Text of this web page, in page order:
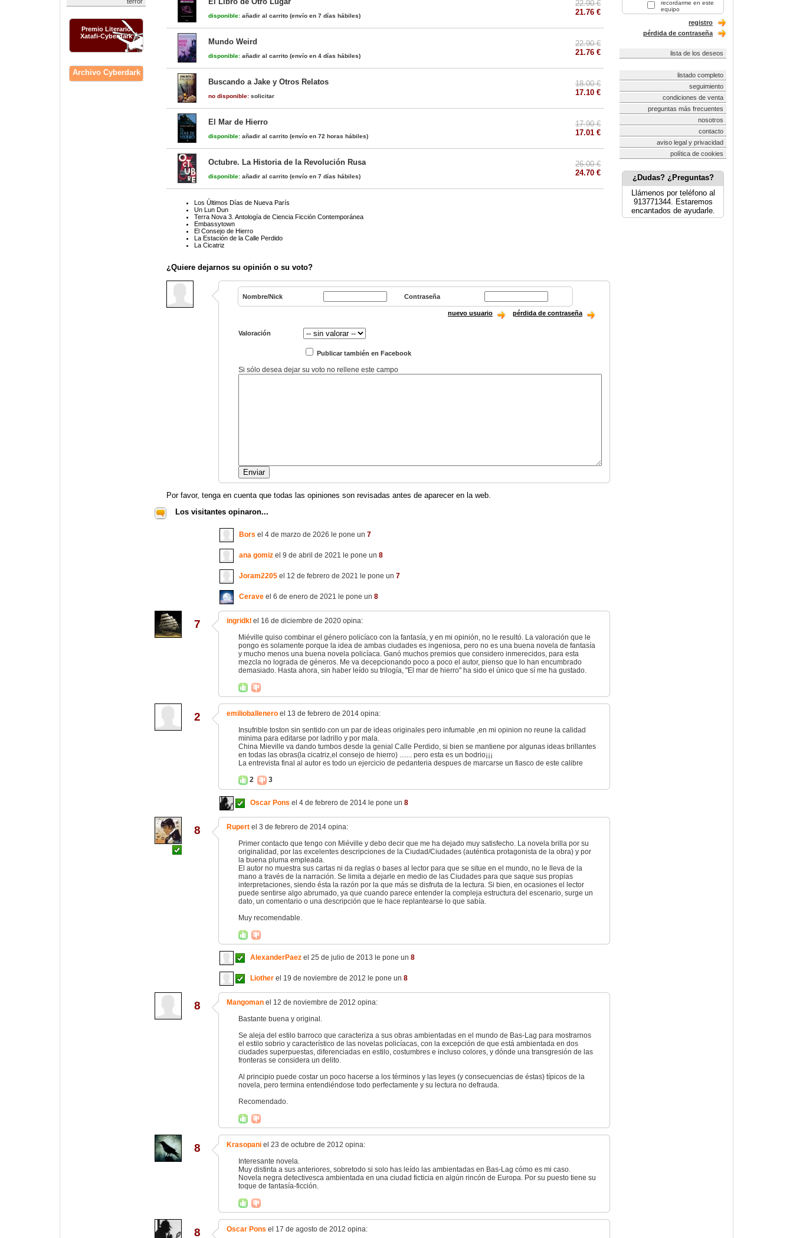
Premio Literario
Xatafi-Cyberdark
Archivo Cyberdark
disponible: añadir al carrito (envío en 7 días hábiles)
22.90 €
21.76 €
Mundo Weird
disponible: añadir al carrito (envío en 4 días hábiles)
22.90 €
21.76 €
Buscando a Jake y Otros Relatos
no disponible: solicitar
18.00 €
17.10 €
El Mar de Hierro
disponible: añadir al carrito (envío en 72 horas hábiles)
17.90 €
17.01 €
Octubre. La Historia de la Revolución Rusa
disponible: añadir al carrito (envío en 7 días hábiles)
26.00 €
24.70 €
Los Últimos Días de Nueva París
Un Lun Dun
Terra Nova 3. Antología de Ciencia Ficción Contemporánea
Embassytown
El Consejo de Hierro
La Estación de la Calle Perdido
La Cicatriz
¿Quiere dejarnos su opinión o su voto?
Nombre/Nick Contraseña
nuevo usuario pérdida de contraseña
Valoración
Publicar también en Facebook
Si sólo desea dejar su voto no rellene este campo
Por favor, tenga en cuenta que todas las opiniones son revisadas antes de aparecer en la web.
Los visitantes opinaron...
Bors el 4 de marzo de 2026 le pone un 7
ana gomiz el 9 de abril de 2021 le pone un 8
Joram2205 el 12 de febrero de 2021 le pone un 7
Cerave el 6 de enero de 2021 le pone un 8
7 ingridkl el 16 de diciembre de 2020 opina:
Miéville quiso combinar el género policíaco con la fantasía, y en mi opinión, no le resultó. La valoración que le
pongo es solamente porque la idea de ambas ciudades es ingeniosa, pero no es una buena novela de fantasía
y mucho menos una buena novela policíaca. Ganó muchos premios que considero inmerecidos, para esta
mezcla no lograda de géneros. Me va decepcionando poco a poco el autor, pienso que lo han encumbrado
demasiado. Hasta ahora, sin haber leído su trilogía, "El mar de hierro" ha sido el único que sí me ha gustado.
2 emilioballenero el 13 de febrero de 2014 opina:
Insufrible toston sin sentido con un par de ideas originales pero infumable ,en mi opinion no reune la calidad
minima para editarse por ladrillo y por mala.
China Mieville va dando tumbos desde la genial Calle Perdido, si bien se mantiene por algunas ideas brillantes
en todas las obras(la cicatriz,el consejo de hierro) ....... pero esta es un bodrio¡¡¡
La entrevista final al autor es todo un ejercicio de pedanteria despues de marcarse un fiasco de este calibre
2 3
Oscar Pons el 4 de febrero de 2014 le pone un 8
8 Rupert el 3 de febrero de 2014 opina:
Primer contacto que tengo con Miéville y debo decir que me ha dejado muy satisfecho. La novela brilla por su
originalidad, por las excelentes descripciones de la Ciudad/Ciudades (auténtica protagonista de la obra) y por
la buena pluma empleada.
El autor no muestra sus cartas ni da reglas o bases al lector para que se situe en el mundo, no le lleva de la
mano a través de la narración. Se limita a dejarle en medio de las Ciudades para que saque sus propias
interpretaciones, siendo ésta la razón por la que más se disfruta de la lectura. Si bien, en ocasiones el lector
puede sentirse algo abrumado, ya que cuando parece entender la compleja estructura del escenario, surge un
dato, un comentario o una descripción que le hace replantearse lo que sabía.
Muy recomendable.
AlexanderPaez el 25 de julio de 2013 le pone un 8
Liother el 19 de noviembre de 2012 le pone un 8
8 Mangoman el 12 de noviembre de 2012 opina:
Bastante buena y original.
Se aleja del estilo barroco que caracteriza a sus obras ambientadas en el mundo de Bas-Lag para mostrarnos
el estilo sobrio y característico de las novelas policíacas, con la excepción de que está ambientada en dos
ciudades superpuestas, diferenciadas en estilo, costumbres e incluso colores, y dónde una transgresión de las
fronteras se considera un delito.
Al principio puede costar un poco hacerse a los términos y las leyes (y consecuencias de éstas) típicos de la
novela, pero termina entendiéndose todo perfectamente y su lectura no defrauda.
Recomendado.
8 Krasopani el 23 de octubre de 2012 opina:
Interesante novela.
Muy distinta a sus anteriores, sobretodo si solo has leído las ambientadas en Bas-Lag cómo es mi caso.
Novela negra detectivesca ambientada en una ciudad ficticia en algún rincón de Europa. Por su puesto tiene su
toque de fantasía-ficción.
8 Oscar Pons el 17 de agosto de 2012 opina:
recordarme en este
equipo
registro
pérdida de contraseña
lista de los deseos
listado completo
seguimiento
condiciones de venta
preguntas más frecuentes
nosotros
contacto
aviso legal y privacidad
política de cookies
¿Dudas? ¿Preguntas?
Llámenos por teléfono al
913771344. Estaremos
encantados de ayudarle.